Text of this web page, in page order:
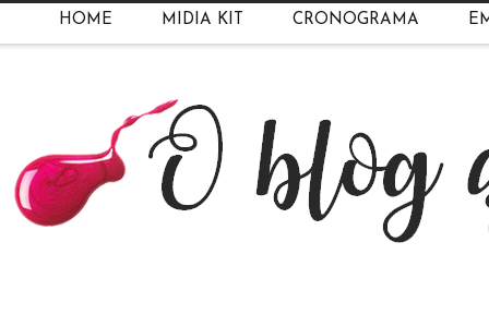
HOME MIDIA KIT CRONOGRAMA